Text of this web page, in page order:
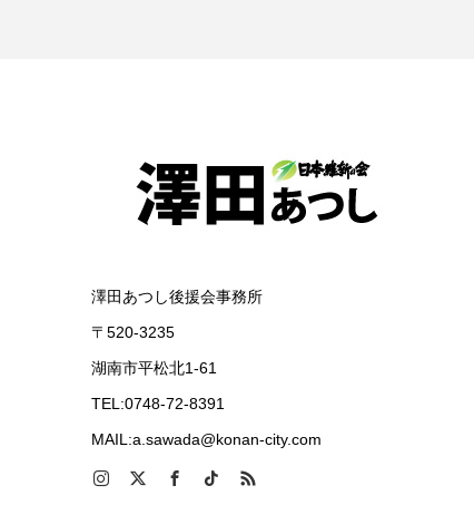
澤田あつし後援会事務所
〒520-3235
湖南市平松北1-61
TEL:0748-72-8391
MAIL:a.sawada@konan-city.com